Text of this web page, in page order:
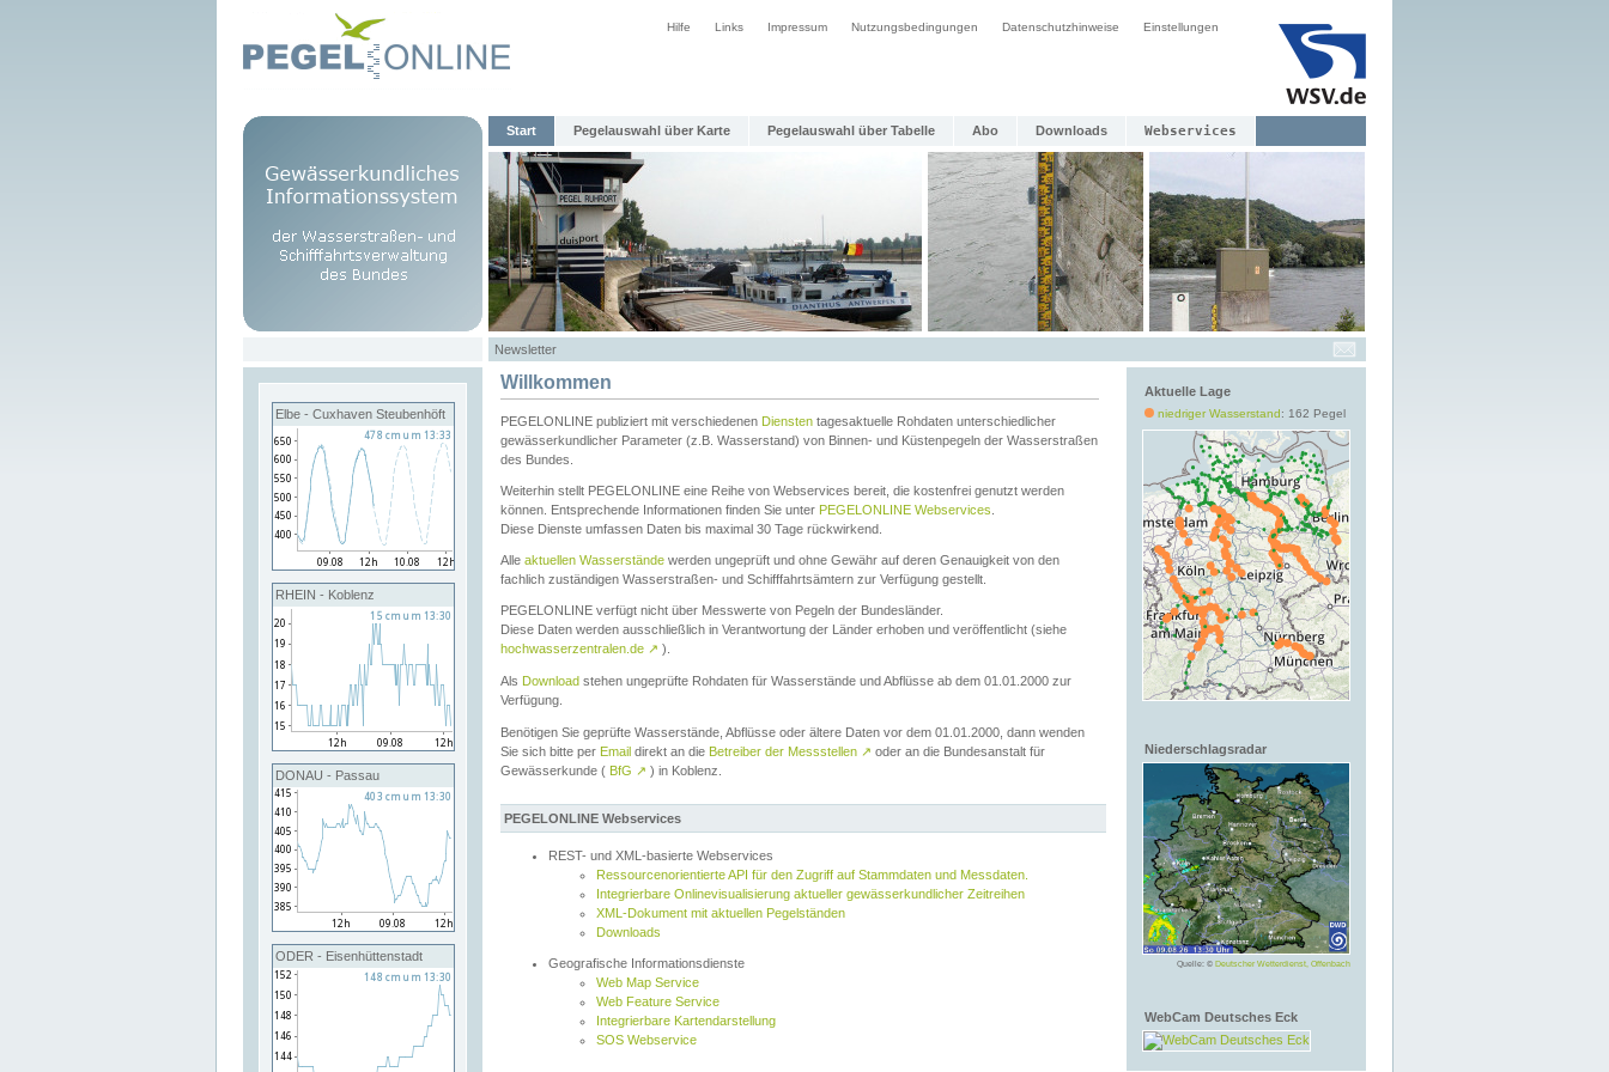
Hilfe Links Impressum Nutzungsbedingungen Datenschutzhinweise Einstellungen
Start Pegelauswahl über Karte Pegelauswahl über Tabelle Abo Downloads Webservices
Newsletter
Elbe - Cuxhaven Steubenhöft
RHEIN - Koblenz
DONAU - Passau
ODER - Eisenhüttenstadt
Aktuelle Lage
niedriger Wasserstand: 162 Pegel
Niederschlagsradar
Quelle: © Deutscher Wetterdienst, Offenbach
WebCam Deutsches Eck
Willkommen
PEGELONLINE publiziert mit verschiedenen Diensten tagesaktuelle Rohdaten unterschiedlicher
gewässerkundlicher Parameter (z.B. Wasserstand) von Binnen- und Küstenpegeln der Wasserstraßen
des Bundes.
Weiterhin stellt PEGELONLINE eine Reihe von Webservices bereit, die kostenfrei genutzt werden
können. Entsprechende Informationen finden Sie unter PEGELONLINE Webservices
Diese Dienste umfassen Daten bis maximal 30 Tage rückwirkend.
Alle aktuellen Wasserstände werden ungeprüft und ohne Gewähr auf deren Genauigkeit von den
fachlich zuständigen Wasserstraßen- und Schifffahrtsämtern zur Verfügung gestellt.
PEGELONLINE verfügt nicht über Messwerte von Pegeln der Bundesländer.
Diese Daten werden ausschließlich in Verantwortung der Länder erhoben und veröffentlicht (siehe
hochwasserzentralen.de ↗ ).
Als Download stehen ungeprüfte Rohdaten für Wasserstände und Abflüsse ab dem 01.01.2000 zur
Verfügung.
Benötigen Sie geprüfte Wasserstände, Abflüsse oder ältere Daten vor dem 01.01.2000, dann wenden
Sie sich bitte per Email direkt an die Betreiber der Messstellen ↗ oder an die Bundesanstalt für
Gewässerkunde ( BfG ↗ ) in Koblenz.
PEGELONLINE Webservices
REST- und XML-basierte Webservices
Ressourcenorientierte API für den Zugriff auf Stammdaten und Messdaten.
Integrierbare Onlinevisualisierung aktueller gewässerkundlicher Zeitreihen
XML-Dokument mit aktuellen Pegelständen
Downloads
Geografische Informationsdienste
Web Map Service
Web Feature Service
Integrierbare Kartendarstellung
SOS Webservice